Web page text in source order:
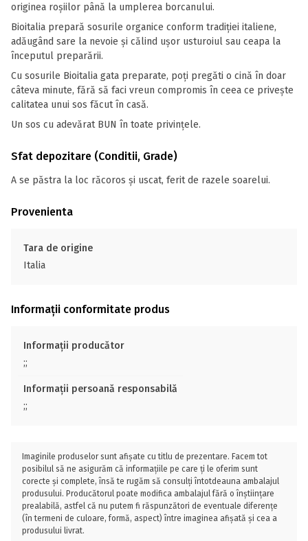
originea roșiilor până la umplerea borcanului.
Bioitalia prepară sosurile organice conform tradiției italiene,
adăugând sare la nevoie și călind ușor usturoiul sau ceapa la
începutul preparării.
Cu sosurile Bioitalia gata preparate, poți pregăti o cină în doar
câteva minute, fără să faci vreun compromis în ceea ce privește
calitatea unui sos făcut în casă.
Un sos cu adevărat BUN în toate privințele.
Sfat depozitare (Conditii, Grade)
A se păstra la loc răcoros și uscat, ferit de razele soarelui.
Provenienta
Tara de origine
Italia
Informații conformitate produs
Informații producător
;;
Informații persoană responsabilă
;;
Imaginile produselor sunt afișate cu titlu de prezentare. Facem tot
posibilul să ne asigurăm că informațiile pe care ți le oferim sunt
corecte și complete, însă te rugăm să consulți întotdeauna ambalajul
produsului. Producătorul poate modifica ambalajul fără o înștiințare
prealabilă, astfel că nu putem fi răspunzători de eventuale diferențe
(în termeni de culoare, formă, aspect) între imaginea afișată și cea a
produsului livrat.